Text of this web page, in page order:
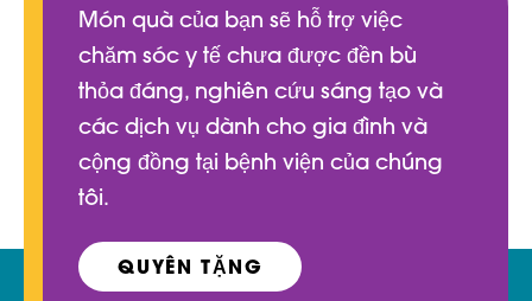
Món quà của bạn sẽ hỗ trợ việc
chăm sóc y tế chưa được đền bù
thỏa đáng, nghiên cứu sáng tạo và
các dịch vụ dành cho gia đình và
cộng đồng tại bệnh viện của chúng
tôi.
QUYÊN TẶNG